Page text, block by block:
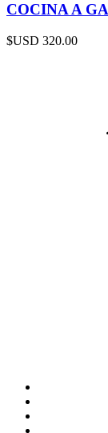
COCINA A
$USD 320.00